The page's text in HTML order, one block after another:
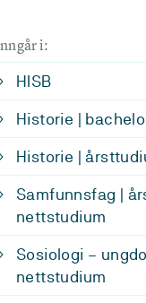
i:
HISB
Historie |
Historie |
Samfunnsfag |
nettstudium
Sosiologi –
nettstudium